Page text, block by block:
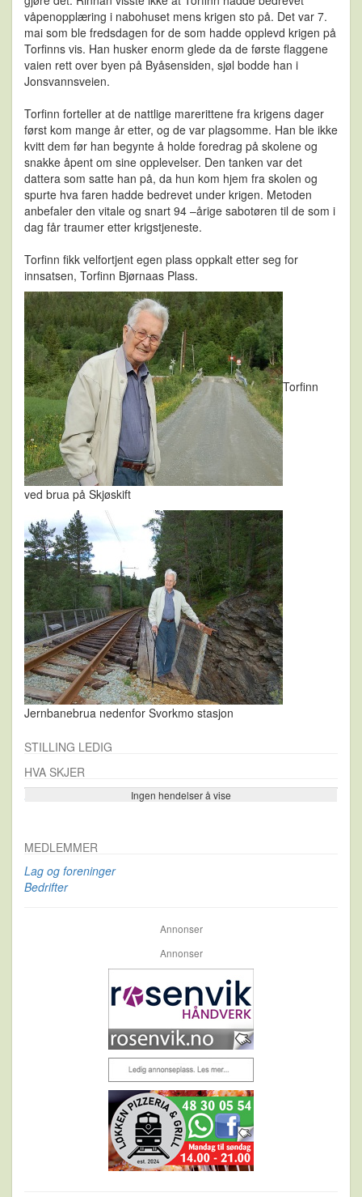
våpenopplæring i nabohuset mens krigen sto på. Det var 7.
mai som ble fredsdagen for de som hadde opplevd krigen på
Torfinns vis. Han husker enorm glede da de første flaggene
vaien rett over byen på Byåsensiden, sjøl bodde han i
Jonsvannsveien.
Torfinn forteller at de nattlige marerittene fra krigens dager
først kom mange år etter, og de var plagsomme. Han ble ikke
kvitt dem før han begynte å holde foredrag på skolene og
snakke åpent om sine opplevelser. Den tanken var det
dattera som satte han på, da hun kom hjem fra skolen og
spurte hva faren hadde bedrevet under krigen. Metoden
anbefaler den vitale og snart 94 –årige sabotøren til de som i
dag får traumer etter krigstjeneste.
Torfinn fikk velfortjent egen plass oppkalt etter seg for
innsatsen, Torfinn Bjørnaas Plass.
Torfinn
ved brua på Skjøskift
Jernbanebrua nedenfor Svorkmo stasjon
STILLING LEDIG
HVA SKJER
Ingen hendelser å vise
Se flere…
MEDLEMMER
Lag og foreninger
Bedrifter
Annonser
Annonser